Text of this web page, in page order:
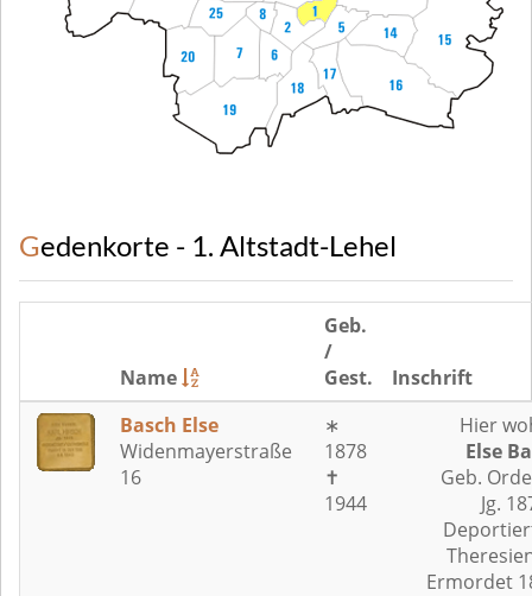
Gedenkorte - 1. Altstadt-Lehel
Name
Geb.
/
Gest.
Inschrift
Basch Else
Widenmayerstraße
16
∗
1878
✝
1944
Hier
Else
Geb.
Jg.
Ermordet